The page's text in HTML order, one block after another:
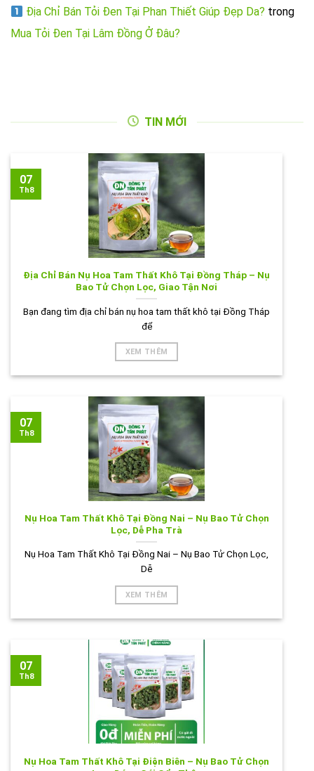
Địa Chỉ Bán Tỏi Đen Tại Phan Thiết Giúp Đẹp Da? trong
Mua Tỏi Đen Tại Lâm Đồng Ở Đâu?
TIN MỚI
Địa Chỉ Bán Nụ Hoa Tam Thất Khô Tại Đồng Tháp – Nụ
Bao Tử Chọn Lọc, Giao Tận Nơi
Bạn đang tìm địa chỉ bán nụ hoa tam thất khô tại Đồng Tháp
để
XEM THÊM
07
Th8
Nụ Hoa Tam Thất Khô Tại Đồng Nai – Nụ Bao Tử Chọn
Lọc, Dễ Pha Trà
Nụ Hoa Tam Thất Khô Tại Đồng Nai – Nụ Bao Tử Chọn Lọc,
Dễ
XEM THÊM
07
Th8
Nụ Hoa Tam Thất Khô Tại Điện Biên – Nụ Bao Tử Chọn
07
Th8